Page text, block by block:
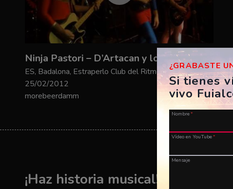
ES, Badalona, Estraperlo Club del Ritme
25/02/2012
morebeerdamm
¡Haz historia musical! ¡Envía tu
¿GRABASTE
Si tienes
vivo
Nombre*
Vídeo en YouTube*
Mensaje